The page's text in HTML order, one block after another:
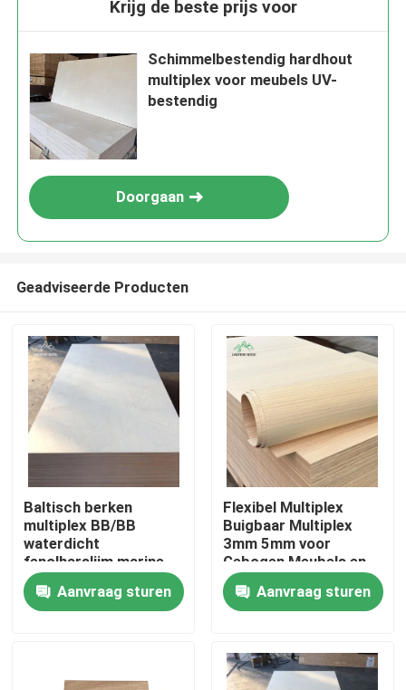
Huis
Video's
Krijg de beste prijs voor
Schimmelbestendig hardhout
multiplex voor meubels UV-
bestendig
Doorgaan
Geadviseerde Producten
Baltisch berken
multiplex BB/BB
waterdicht
fenolharslijm marine
multiplex 4mm-40mm
Aanvraag sturen
Flexibel Multiplex
Buigbaar Multiplex
3mm 5mm voor
Gebogen Meubels en
Architectonisch
Timmerwerk
Aanvraag sturen